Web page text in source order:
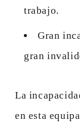
trabajo.
Gran
gran
La
en esta